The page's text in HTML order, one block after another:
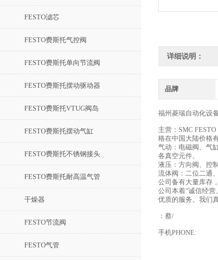
FESTO滤芯
FESTO费斯托气控阀
FESTO费斯托单向节流阀
FESTO费斯托摆动驱动器
FESTO费斯托VTUG阀岛
FESTO费斯托摆动气缸
FESTO费斯托不锈钢接头
FESTO费斯托耐高温气管
干燥器
FESTO节流阀
FESTO气管
详细说明：
品牌
福州菱瑞自动化设
主营：SMC
格在中国大陆价格
气动：电磁阀、气
各真空元件。
液压：方向阀、控
流体阀：二位二通
公司备有大量库存
公司本着“诚信经
优质的服务。我们
：蔡/
手机PHONE: